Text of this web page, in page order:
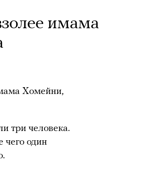
имама
Хомейни,
три человека.
чего один